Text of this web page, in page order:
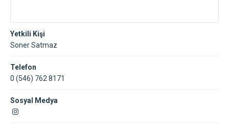
Yetkili Kişi
Soner Satmaz
Telefon
0 (546) 762 8171
Sosyal Medya